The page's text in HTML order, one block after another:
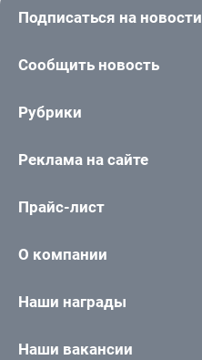
Подписаться на новости
Сообщить новость
Рубрики
Реклама на сайте
Прайс-лист
О компании
Наши награды
Наши вакансии